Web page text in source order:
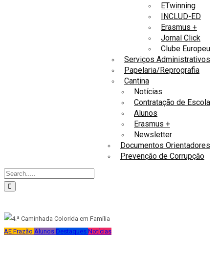
ETwinning
INCLUD-ED
Erasmus +
Jornal Click
Clube Europeu
Serviços Administrativos
Papelaria/Reprografia
Cantina
Notícias
Contratação de Escola
Alunos
Erasmus +
Newsletter
Documentos Orientadores
Prevenção de Corrupção
AE Frazão Alunos Destaques Notícias